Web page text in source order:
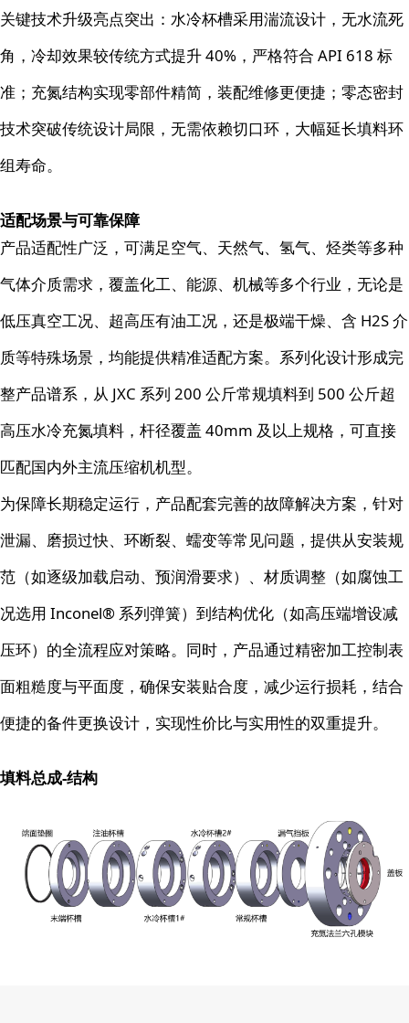
关键技术升级亮点突出：水冷杯槽采用湍流设计，无水流死
角，冷却效果较传统方式提升 40%，严格符合 API 618 标
准；充氮结构实现零部件精简，装配维修更便捷；零态密封
技术突破传统设计局限，无需依赖切口环，大幅延长填料环
组寿命。
适配场景与可靠保障
产品适配性广泛，可满足空气、天然气、氢气、烃类等多种
气体介质需求，覆盖化工、能源、机械等多个行业，无论是
低压真空工况、超高压有油工况，还是极端干燥、含 H2S 介
质等特殊场景，均能提供精准适配方案。系列化设计形成完
整产品谱系，从 JXC 系列 200 公斤常规填料到 500 公斤超
高压水冷充氮填料，杆径覆盖 40mm 及以上规格，可直接
匹配国内外主流压缩机机型。
为保障长期稳定运行，产品配套完善的故障解决方案，针对
泄漏、磨损过快、环断裂、蠕变等常见问题，提供从安装规
范（如逐级加载启动、预润滑要求）、材质调整（如腐蚀工
况选用 Inconel® 系列弹簧）到结构优化（如高压端增设减
压环）的全流程应对策略。同时，产品通过精密加工控制表
面粗糙度与平面度，确保安装贴合度，减少运行损耗，结合
便捷的备件更换设计，实现性价比与实用性的双重提升。
填料总成-结构